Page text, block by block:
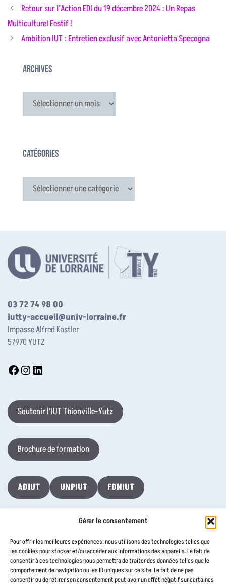
Gérer le consentement
Pour offrir les meilleures expériences, nous utilisons des technologies telles que
les cookies pour stocker et/ou accéder aux informations des appareils. Le fait de
consentir à ces technologies nous permettra de traiter des données telles que le
comportement de navigation ou les ID uniques sur ce site. Le fait de ne pas
consentir ou de retirer son consentement peut avoir un effet négatif sur certaines
Retour sur l’Action EDI du 19 décembre 2024 : Un Repas
Multiculturel Festif !
Ambition IUT : Entretien exclusif avec Antonietta Specogna
Archives
Archives
Catégories
Catégories
03 72 74 98 00
iutty-accueil@univ-lorraine.fr
Impasse Alfred Kastler
57970 YUTZ
Soutenir l’IUT Thionville-Yutz
Brochure de formation
ADIUT UNPIUT FDNIUT
Contactez-nous